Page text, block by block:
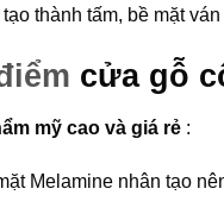
tạo thành tấm, bề mặt
cửa gỗ
mỹ cao và giá rẻ:
Melamine nhân tạo